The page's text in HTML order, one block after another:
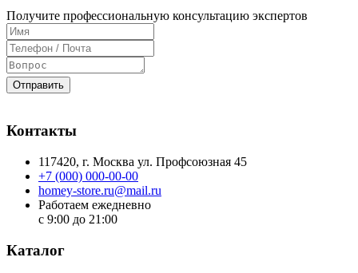
Получите профессиональную консультацию экспертов
Отправить
Контакты
117420, г. Москва ул. Профсоюзная 45
+7 (000) 000-00-00
homey-store.ru@mail.ru
Работаем ежедневно
с 9:00 до 21:00
Каталог